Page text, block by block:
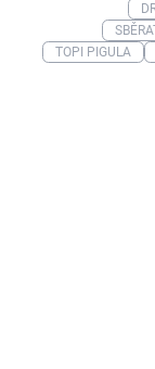
TOPI PIGULA